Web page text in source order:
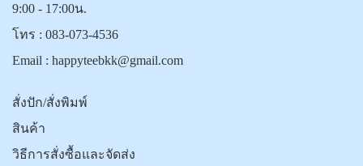
9:00 - 17:00น.
โทร : 083-073-4536
Email : happyteebkk@gmail.com
สั่งปัก/สั่งพิมพ์
สินค้า
วิธีการสั่งซื้อและจัดส่ง